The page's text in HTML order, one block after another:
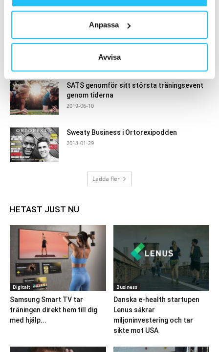
Anpassa
Avvisa
2017-12-19
Casall PRO – företaget med miljötänk i sitt
SATS genomför sitt största träningsevent
genom tiderna
2019-06-10
Sweaty Business i Ortorexipodden
2018-01-29
Ladda fler
HETAST JUST NU
Digitalt
Samsung Smart TV tar
träningen direkt hem till dig
med hjälp...
Business
Danska e-health startupen
Lenus säkrar
miljoninvestering och tar
sikte mot USA